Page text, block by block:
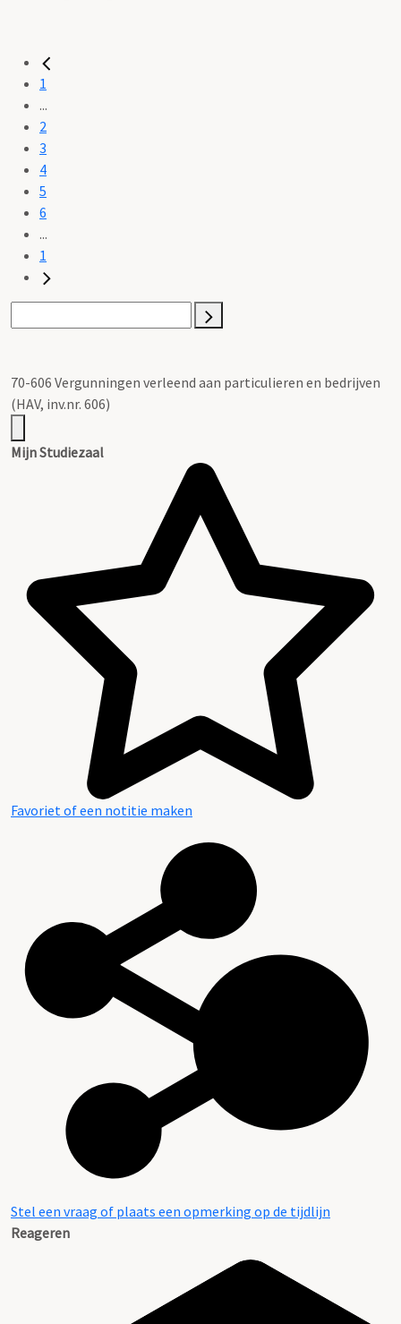
1
...
2
3
4
5
6
...
1
70-606 Vergunningen verleend aan particulieren en bedrijven
(HAV, inv.nr. 606)
Mijn Studiezaal
Favoriet of een notitie maken
Stel een vraag of plaats een opmerking op de tijdlijn
Reageren